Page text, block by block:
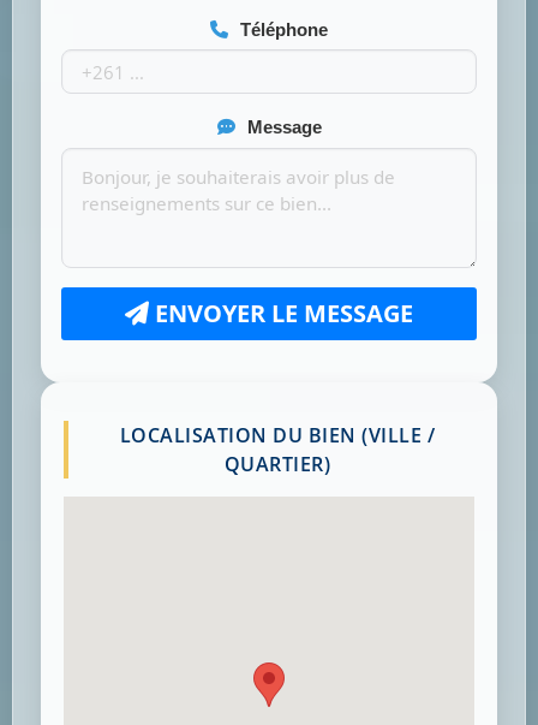
Téléphone
Message
ENVOYER LE MESSAGE
LOCALISATION DU BIEN (VILLE /
QUARTIER)